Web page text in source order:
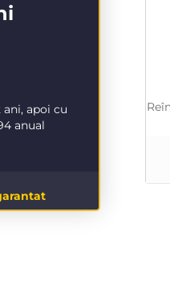
apoi cu
anual